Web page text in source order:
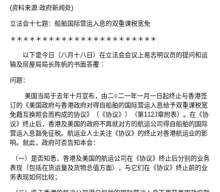
(资料来源:政府新闻处)
立法会十七题：船舶国际营运入息的双重课税宽免
＊＊＊＊＊＊＊＊＊＊＊＊＊＊＊＊＊＊＊＊＊＊＊
以下是今日（八月十八日）在立法会会议上易志明议员的提问和运
输及房屋局局长陈帆的书面答覆∶
问题：
美国当局于去年十月宣布，由二○二一年一月一日起终止与香港签
订的《美国政府与香港政府对得自船舶的国际营运入息给予双重课税宽
免藉互换照会而构成的协议》（《协议》）（第112J章附表）。在《协
议》终止后，香港及美国的政府不再就对方的航运公司得自船舶的国际
营运入息豁免征税。航运业人士关注《协议》的终止对香港航运业的影
响。就此，政府可否告知本会：
（一）是否知悉，香港及美国的航运公司在《协议》终止后分别的业务
表现（包括在货运量及货物总值方面），与它们在《协议》终止前的业
务表现如何比较；